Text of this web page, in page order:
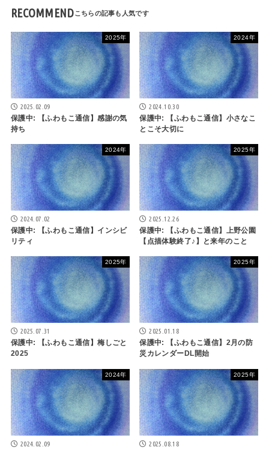
RECOMMEND
2025年
2025.02.09
保護中: 【ふわもこ通信】感謝の気
持ち
2024年
2024.10.30
保護中: 【ふわもこ通信】小さなこ
とこそ大切に
2024年
2024.07.02
保護中: 【ふわもこ通信】インシビ
リティ
2025年
2025.12.26
保護中: 【ふわもこ通信】上野公園
【点描体験終了♪】と来年のこと
2025年
2025.07.31
保護中: 【ふわもこ通信】梅しごと
2025
2025年
2025.01.18
保護中: 【ふわもこ通信】2月の防
災カレンダーDL開始
2024年
2024.02.09
2025年
2025.08.18